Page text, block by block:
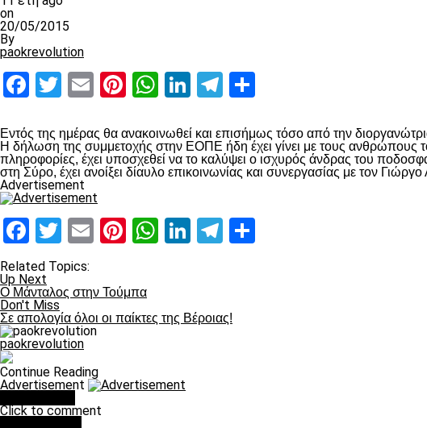
on
20/05/2015
By
paokrevolution
Facebook
Twitter
EmailPinterest
WhatsApp
LinkedIn
Telegram
Εντός της ημέρας θα ανακοινωθεί και επισήμως τόσο από την
Η δήλωση της συμμετοχής στην ΕΟΠΕ ήδη έχει γίνει με τους
πληροφορίες, έχει υποσχεθεί να το καλύψει ο ισχυρός άνδρας του
στη Σύρο, έχει ανοίξει δίαυλο επικοινωνίας και συνεργασίας με τον
Advertisement
Facebook
Twitter
EmailPinterest
WhatsApp
LinkedIn
Telegram
Related Topics:
Up Next
Ο Μάνταλος στην Τούμπα
Don't Miss
Σε απολογία όλοι οι παίκτες της Βέροιας!
paokrevolution
Continue Reading
Advertisement
Click to comment